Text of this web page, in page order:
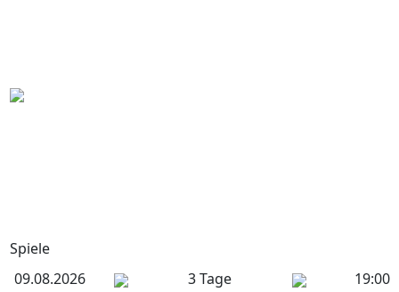
Spiele
09.08.2026
19:00
3 Tage